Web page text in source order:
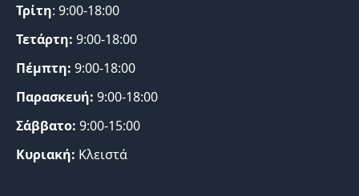
Τρίτη: 9:00-18:00
Τετάρτη: 9:00-18:00
Πέμπτη: 9:00-18:00
Παρασκευή: 9:00-18:00
Σάββατο: 9:00-15:00
Κυριακή: Κλειστά